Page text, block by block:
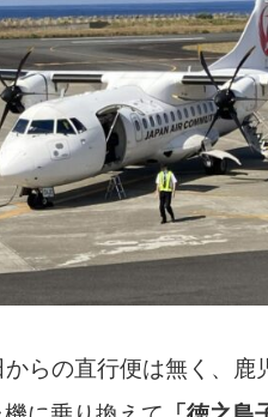
らの直行便は無く、